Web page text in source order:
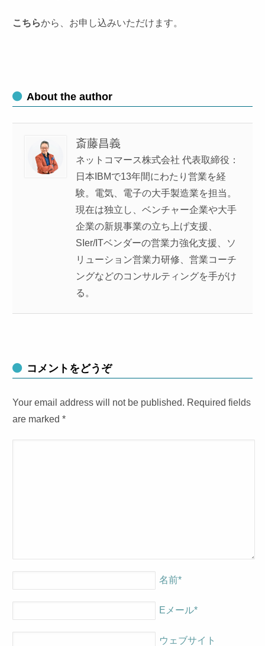
こちらから、お申し込みいただけます。
About the author
斎藤昌義
ネットコマース株式会社 代表取締役：
日本IBMで13年間にわたり営業を経
験。電気、電子の大手製造業を担当。
現在は独立し、ベンチャー企業や大手
企業の新規事業の立ち上げ支援、
SIer/ITベンダーの営業力強化支援、ソ
リューション営業力研修、営業コーチ
ングなどのコンサルティングを手がけ
る。
コメントをどうぞ
Your email address will not be published. Required fields
are marked*
名前*
Eメール*
ウェブサイト